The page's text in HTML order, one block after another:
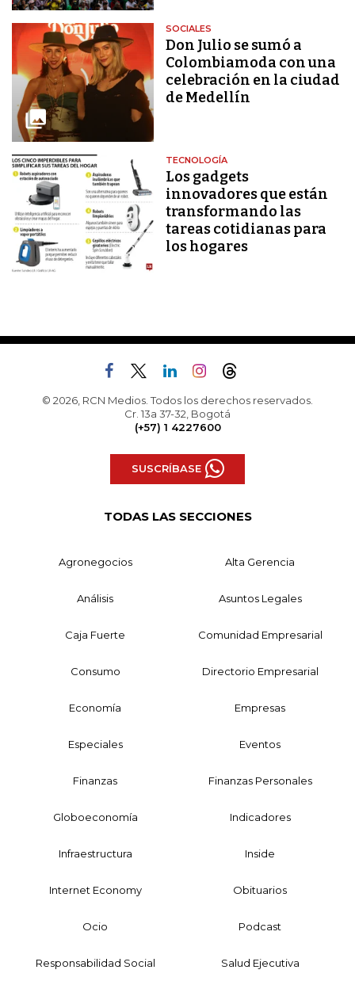
SOCIALES
Don Julio se sumó a
Colombiamoda con una
celebración en la ciudad
de Medellín
TECNOLOGÍA
Los gadgets
innovadores que están
transformando las
tareas cotidianas para
los hogares
© 2026, RCN Medios. Todos los derechos reservados.
Cr. 13a 37-32, Bogotá
(+57) 1 4227600
SUSCRÍBASE
TODAS LAS SECCIONES
Agronegocios Alta Gerencia
Análisis Asuntos Legales
Caja Fuerte Comunidad Empresarial
Consumo Directorio Empresarial
Economía Empresas
Especiales Eventos
Finanzas Finanzas Personales
Globoeconomía Indicadores
Infraestructura Inside
Internet Economy Obituarios
Ocio Podcast
Responsabilidad Social Salud Ejecutiva